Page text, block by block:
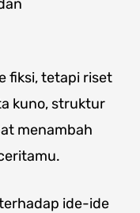
fiksi, tetapi riset
kuno, struktur
menambah
ide-ide